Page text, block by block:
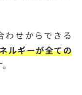
わせからできる
ルギーが全ての